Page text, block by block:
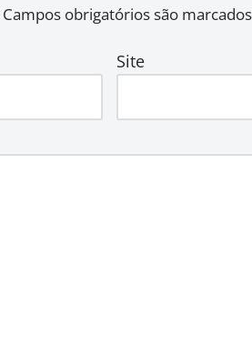
Campos obrigatórios são
Site